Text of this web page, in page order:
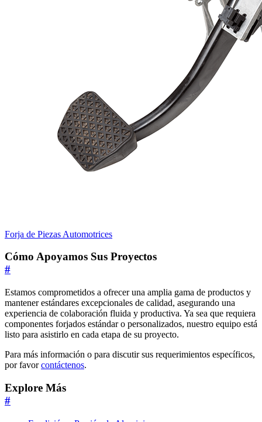
Forja de Piezas Automotrices
Cómo Apoyamos Sus Proyectos
#
Estamos comprometidos a ofrecer una amplia gama de productos y
mantener estándares excepcionales de calidad, asegurando una
experiencia de colaboración fluida y productiva. Ya sea que requiera
componentes forjados estándar o personalizados, nuestro equipo está
listo para asistirlo en cada etapa de su proyecto.
Para más información o para discutir sus requerimientos específicos,
por favorcontáctenos.
Explore Más
#